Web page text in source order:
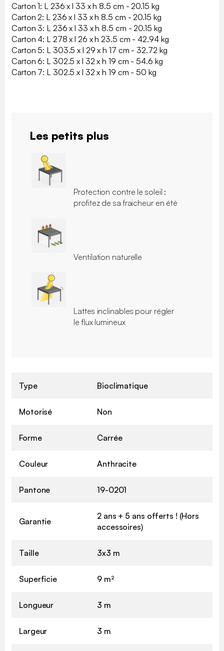
Carton 1: L 236 x l 33 x h 8.5 cm - 20.15 kg
Carton 2: L 236 x l 33 x h 8.5 cm - 20.15 kg
Carton 3: L 236 x l 33 x h 8.5 cm - 20.15 kg
Carton 4: L 278 x l 26 x h 23.5 cm - 42.94 kg
Carton 5: L 303.5 x l 29 x h 17 cm - 32.72 kg
Carton 6: L 302.5 x l 32 x h 19 cm - 54.6 kg
Carton 7: L 302.5 x l 32 x h 19 cm - 50 kg
Les petits plus
Protection contre le soleil :
profitez de sa fraicheur en été
Ventilation naturelle
Lattes inclinables pour régler
le flux lumineux
Type Bioclimatique
Motorisé Non
Forme Carrée
Couleur Anthracite
Pantone 19-0201
Garantie
2 ans + 5 ans offerts ! (Hors
accessoires)
Taille 3x3 m
Superficie 9 m²
Longueur 3 m
Largeur 3 m